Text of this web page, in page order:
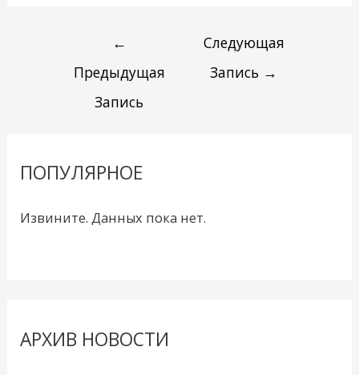
←
Предыдущая
Запись
Следующая
Запись →
ПОПУЛЯРНОЕ
Извините. Данных пока нет.
АРХИВ НОВОСТИ